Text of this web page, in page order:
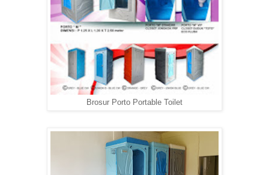
Brosur Porto Portable Toilet